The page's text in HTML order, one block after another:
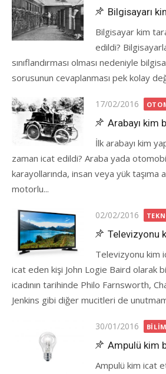
on Bilgisayarı
Bilgisayar kim
edildi?
sınıflandırması olması nedeniyle
sorusunun cevaplanması pek kolay
Posted
on
17/02/2016
Arabayı kim
İlk arabayı kim
zaman icat edildi? Araba yada
karayollarında, insan veya yük taşıma
motorlu...
Posted
on
02/02/2016
Televizyonu
Televizyonu kim
icat eden kişi John Logie Baird olarak
icadının tarihinde Philo Farnsworth,
Jenkins gibi diğer mucitleri de
Posted
on
30/01/2016 BILIM
Ampulü kim
Ampulü kim icat